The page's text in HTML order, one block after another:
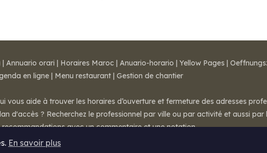
En savoir plus
| Annuario orari | Horaires Maroc | Anuario-horario | Yellow Pages |
en ligne | Menu restaurant | Gestion de chantier
vous aide à trouver les horaires d’ouverture et fermeture des adresses
d'accès ? Recherchez le professionnel par ville ou par activité et aussi
avec un commentaire et une notation.